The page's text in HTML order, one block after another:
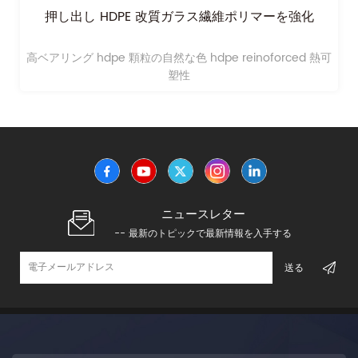
押し出し HDPE 改質ガラス繊維ポリマーを強化
高ベアリング hdpe 顆粒の自然な色 hdpe reinoforced 熱可
塑性
ニュースレター
-- 最新のトピックで最新情報を入手する